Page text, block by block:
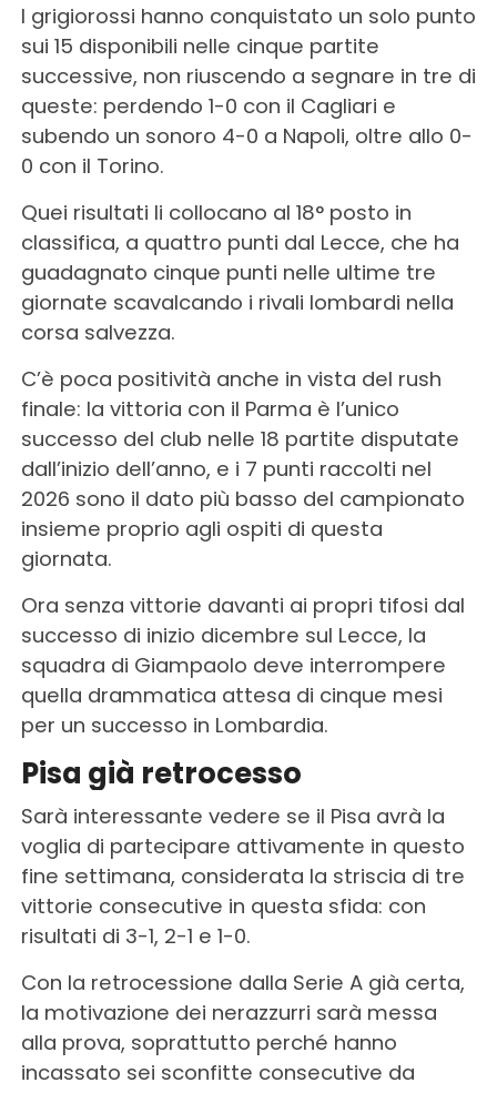
I grigiorossi hanno conquistato un solo punto
sui 15 disponibili nelle cinque partite
successive, non riuscendo a segnare in tre di
queste: perdendo 1-0 con il Cagliari e
subendo un sonoro 4-0 a Napoli, oltre allo 0-
0 con il Torino.
Quei risultati li collocano al 18° posto in
classifica, a quattro punti dal Lecce, che ha
guadagnato cinque punti nelle ultime tre
giornate scavalcando i rivali lombardi nella
corsa salvezza.
C’è poca positività anche in vista del rush
finale: la vittoria con il Parma è l’unico
successo del club nelle 18 partite disputate
dall’inizio dell’anno, e i 7 punti raccolti nel
2026 sono il dato più basso del campionato
insieme proprio agli ospiti di questa
giornata.
Ora senza vittorie davanti ai propri tifosi dal
successo di inizio dicembre sul Lecce, la
squadra di Giampaolo deve interrompere
quella drammatica attesa di cinque mesi
per un successo in Lombardia.
Pisa già retrocesso
Sarà interessante vedere se il Pisa avrà la
voglia di partecipare attivamente in questo
fine settimana, considerata la striscia di tre
vittorie consecutive in questa sfida: con
risultati di 3-1, 2-1 e 1-0.
Con la retrocessione dalla Serie A già certa,
la motivazione dei nerazzurri sarà messa
alla prova, soprattutto perché hanno
incassato sei sconfitte consecutive da